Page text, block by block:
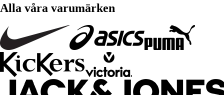
Alla våra varumärken